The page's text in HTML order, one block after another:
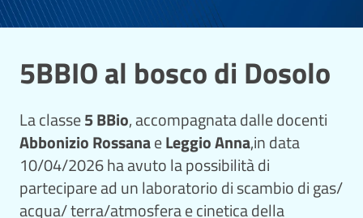
5BBIO al bosco di Dosolo
La classe5 BBio, accompagnata dalle docenti
Abbonizio RossanaeLeggio Anna,in data
10/04/2026 ha avuto la possibilità di
partecipare ad un laboratorio di scambio di gas/
acqua/ terra/atmosfera e cinetica della